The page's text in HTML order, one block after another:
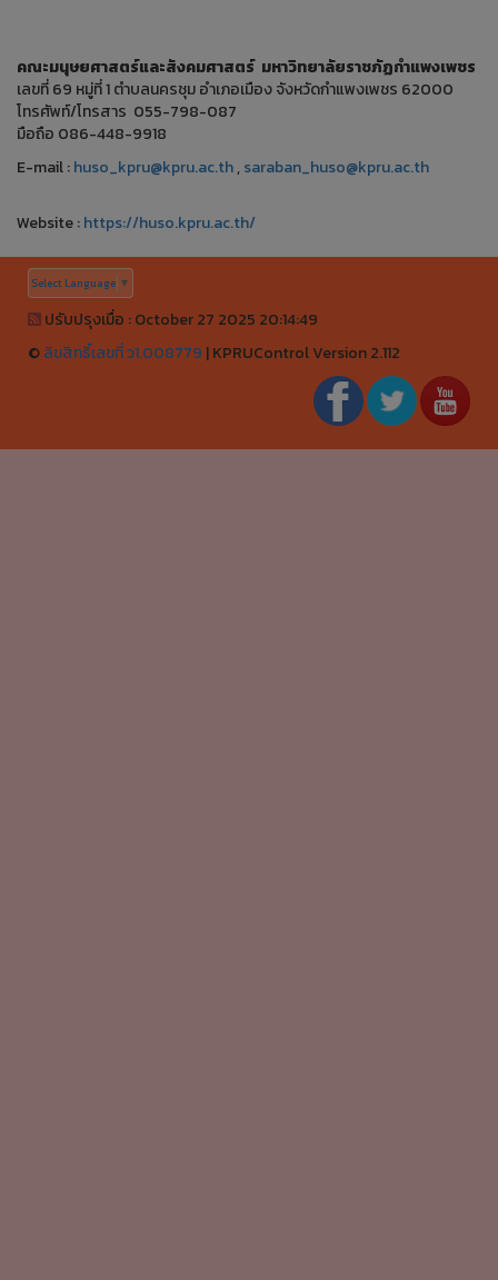
คณะมนุษยศาสตร์และสังคมศาสตร์ มหาวิทยาลัยราชภัฏกำแพงเพชร
เลขที่ 69 หมู่ที่ 1 ตำบลนครชุม อำเภอเมือง จังหวัดกำแพงเพชร 62000
โทรศัพท์/โทรสาร 055-798-087
มือถือ 086-448-9918
E-mail :huso_kpru@kpru.ac.th, saraban_huso@kpru.ac.th
Website :https://huso.kpru.ac.th/
Select Language ▼
ปรับปรุงเมื่อ : October 27 2025 20:14:49
©ลิขสิทธิ์เลขที่ ว1.008779 |KPRUControl Version 2.112